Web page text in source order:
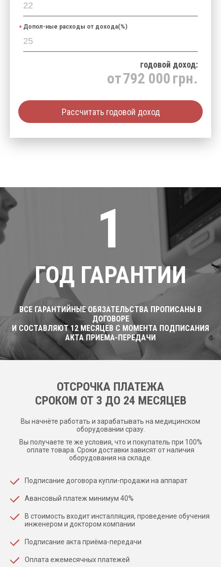
Допол-ные расходы от дохода(%)
годовой доход:
от792 000 грн.
Рассчитать годовой доход
1
ГОД ГАРАНТИИ
ВСЕ ГАРАНТИЙНЫЕ ОБЯЗАТЕЛЬСТВА ПРОПИСАНЫ В
ДОГОВОРЕ
И СОСТАВЛЯЮТ 12 МЕСЯЦЕВ С МОМЕНТА ПОДПИСАНИЯ
АКТА ПРИЕМА-ПЕРЕДАЧИ
ОТСРОЧКА ПЛАТЕЖА
CРОКОМ ОТ 3 ДО 24 МЕСЯЦЕВ
Вы начнёте работать и зарабатывать на медицинском
оборудовании сразу.
Вы получаете те же условия, что и покупатель при 100%
оплате товара. Сроки доставки зависят от наличия
оборудования на складе.
Подписание договора купли-продажи на аппарат
Авансовый платеж минимум 40%
В стоимость входит инсталляция, проведение обучения
инженером и доктором компании
Подписание акта приёма-передачи
Оплата ежемесячных платежей